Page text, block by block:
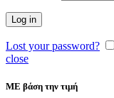
Log in
Lost your password?
close
ΜΕ βάση την τιμή